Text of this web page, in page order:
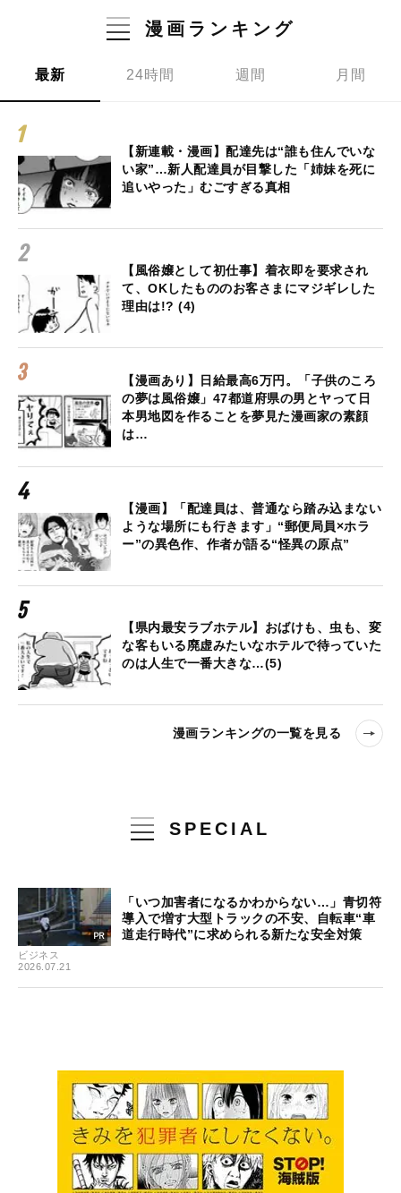
漫画ランキング
最新 24時間 週間 月間
【新連載・漫画】配達先は“誰も住んでいな
い家”…新人配達員が目撃した「姉妹を死に
追いやった」むごすぎる真相
【風俗嬢として初仕事】着衣即を要求され
て、OKしたもののお客さまにマジギレした
理由は!? (4)
【漫画あり】日給最高6万円。「子供のころ
の夢は風俗嬢」47都道府県の男とヤって日
本男地図を作ることを夢見た漫画家の素顔
は…
【漫画】「配達員は、普通なら踏み込まない
ような場所にも行きます」“郵便局員×ホラ
ー”の異色作、作者が語る“怪異の原点”
【県内最安ラブホテル】おばけも、虫も、変
な客もいる廃虚みたいなホテルで待っていた
のは人生で一番大きな…(5)
漫画ランキングの一覧を見る
SPECIAL
ビジネス
2026.07.21
「いつ加害者になるかわからない…」青切符
導入で増す大型トラックの不安、自転車“車
道走行時代”に求められる新たな安全対策